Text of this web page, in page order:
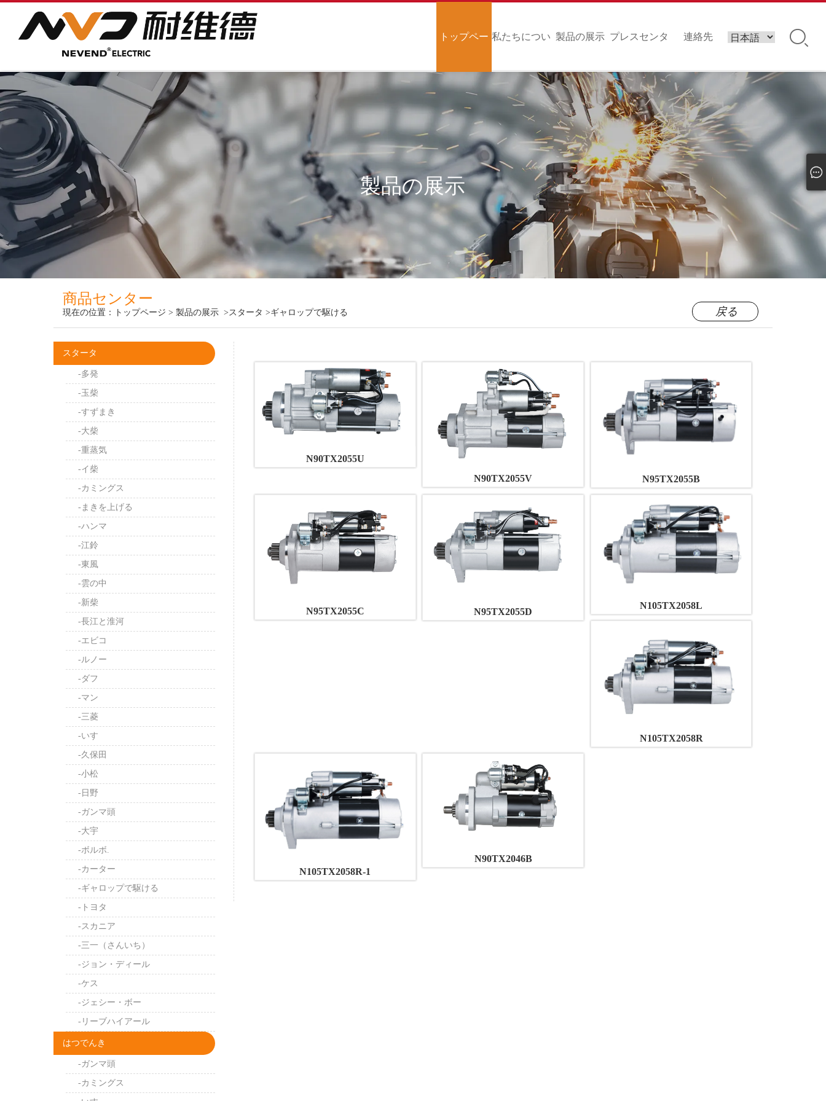
トップペー
ジ
私たちについ
て
製品の展示 プレスセンタ
ー
連絡先
製品の展示
商品センター
現在の位置： トップページ > 製品の展示 >スタータ >ギャロップで駆ける 戻る
スタータ
-多発
-玉柴
-すずまき
-大柴
-重蒸気
-イ柴
-カミングス
-まきを上げる
-ハンマ
-江鈴
-東風
-雲の中
-新柴
-長江と淮河
-エビコ
-ルノー
-ダフ
-マン
-三菱
-いすゞ
-久保田
-小松
-日野
-ガンマ頭
-大宇
-ボルボ.
-カーター
-ギャロップで駆ける
-トヨタ
-スカニア
-三一（さんいち）
-ジョン・ディール
-ケス
-ジェシー・ボー
-リーブハイアール
はつでんき
-ガンマ頭
-カミングス
N90TX2055U
N90TX2055V
N95TX2055B
N95TX2055C N95TX2055D
N105TX2058L
N105TX2058R
N105TX2058R-1
N90TX2046B